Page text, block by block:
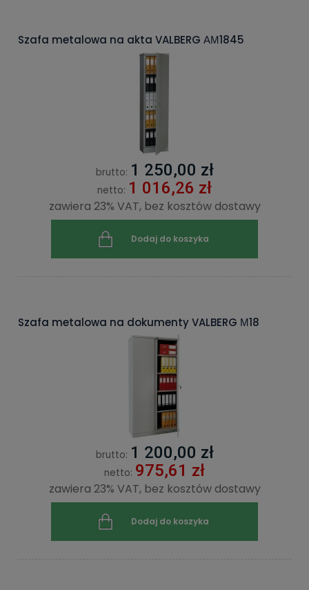
Szafa metalowa na akta VALBERG АМ1845
brutto: 1 250,00 zł
netto: 1 016,26 zł
zawiera 23% VAT, bez kosztów dostawy
Dodaj do koszyka
Szafa metalowa na dokumenty VALBERG М18
brutto: 1 200,00 zł
netto: 975,61 zł
zawiera 23% VAT, bez kosztów dostawy
Dodaj do koszyka